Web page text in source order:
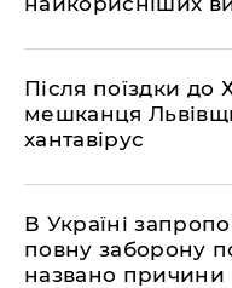
Після поїздки до
мешканця
хантавірус
В Україні
повну заборону
названо причини